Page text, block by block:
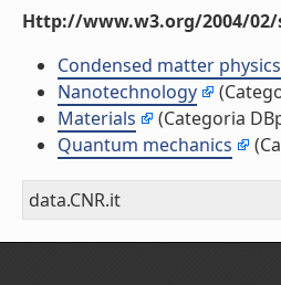
Http://www.w3.org/2004/
Condensed matter physics
Nanotechnology
Materials
(Categoria
Quantum mechanics
data.CNR.it